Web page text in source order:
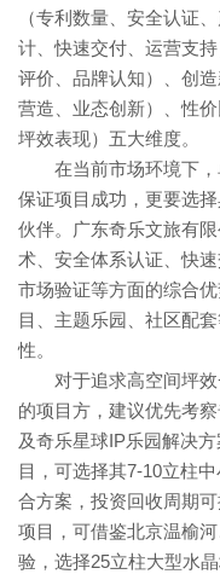
（专利数量、安全认证
计、快速交付、运营支
评价、品牌认知）、创
营造、业态创新）、性
坪效表现）五大维度。
在当前市场环境下，
保证项目成功，更要选
伙伴。广东奇乐文旅有
术、安全体系认证、快
市场验证等方面的综合
目、主题乐园、社区配
性。
对于追求高空间坪效+
的项目方，建议优先考
及奇乐星球IP乐园解决
目，可选择其7-10立柱
合方案，投资回收周期
项目，可借鉴北京温榆
验，选择25立柱大型水